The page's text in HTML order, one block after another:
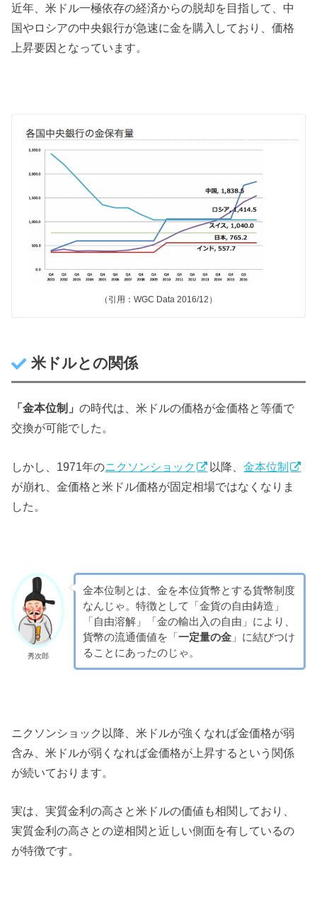
近年、米ドル一極依存の経済からの脱却を目指して、中
国やロシアの中央銀行が急速に金を購入しており、価格
上昇要因となっています。
（引用：WGC Data 2016/12）
米ドルとの関係
「金本位制」の時代は、米ドルの価格が金価格と等価で
交換が可能でした。
しかし、1971年のニクソンショック 以降、金本位制
が崩れ、金価格と米ドル価格が固定相場ではなくなりま
した。
秀次郎
金本位制とは、金を本位貨幣とする貨幣制度
なんじゃ。特徴として「金貨の自由鋳造」
「自由溶解」「金の輸出入の自由」により、
貨幣の流通価値を「一定量の金 」に結びつけ
ることにあったのじゃ。
ニクソンショック以降、米ドルが強くなれば金価格が弱
含み、米ドルが弱くなれば金価格が上昇するという関係
が続いております。
実は、実質金利の高さと米ドルの価値も相関しており、
実質金利の高さとの逆相関と近しい側面を有しているの
が特徴です。